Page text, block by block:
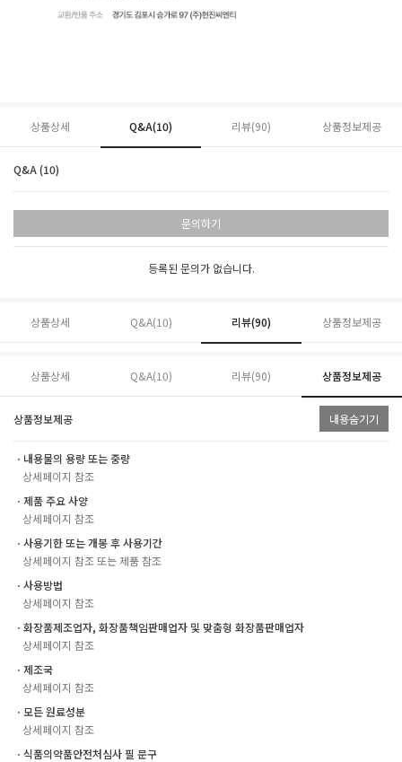
상품상세 Q&A(10) 리뷰(90) 상품정보제공
Q&A (10)
문의하기
등록된 문의가 없습니다.
상품상세 Q&A(10) 리뷰(90) 상품정보제공
상품상세 Q&A(10) 리뷰(90) 상품정보제공
상품정보제공 내용숨기기
ㆍ내용물의 용량 또는 중량
상세페이지 참조
ㆍ제품 주요 사양
상세페이지 참조
ㆍ사용기한 또는 개봉 후 사용기간
상세페이지 참조 또는 제품 참조
ㆍ사용방법
상세페이지 참조
ㆍ화장품제조업자, 화장품책임판매업자 및 맞춤형 화장품판매업자
상세페이지 참조
ㆍ제조국
상세페이지 참조
ㆍ모든 원료성분
상세페이지 참조
ㆍ식품의약품안전처심사 필 문구